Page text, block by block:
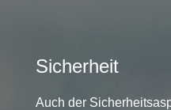
Sicherheit
Auch der